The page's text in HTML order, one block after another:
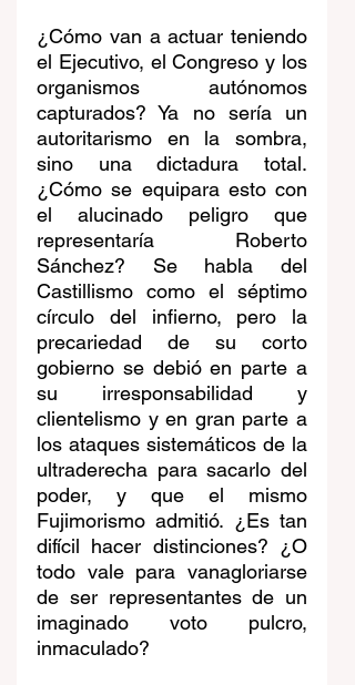
¿Cómo van a actuar teniendo
el Ejecutivo, el Congreso y los
organismos autónomos
capturados? Ya no sería un
autoritarismo en la sombra,
sino una dictadura total.
¿Cómo se equipara esto con
el alucinado peligro que
representaría Roberto
Sánchez? Se habla del
Castillismo como el séptimo
círculo del infierno, pero la
precariedad de su corto
gobierno se debió en parte a
su irresponsabilidad y
clientelismo y en gran parte a
los ataques sistemáticos de la
ultraderecha para sacarlo del
poder, y que el mismo
Fujimorismo admitió. ¿Es tan
difícil hacer distinciones? ¿O
todo vale para vanagloriarse
de ser representantes de un
imaginado voto pulcro,
inmaculado?